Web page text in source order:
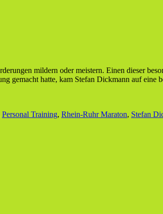
mildern oder meistern. Einen dieser
gemacht hatte, kam Stefan Dickmann auf eine
Personal Training, Rhein-Ruhr Maraton, Stefan